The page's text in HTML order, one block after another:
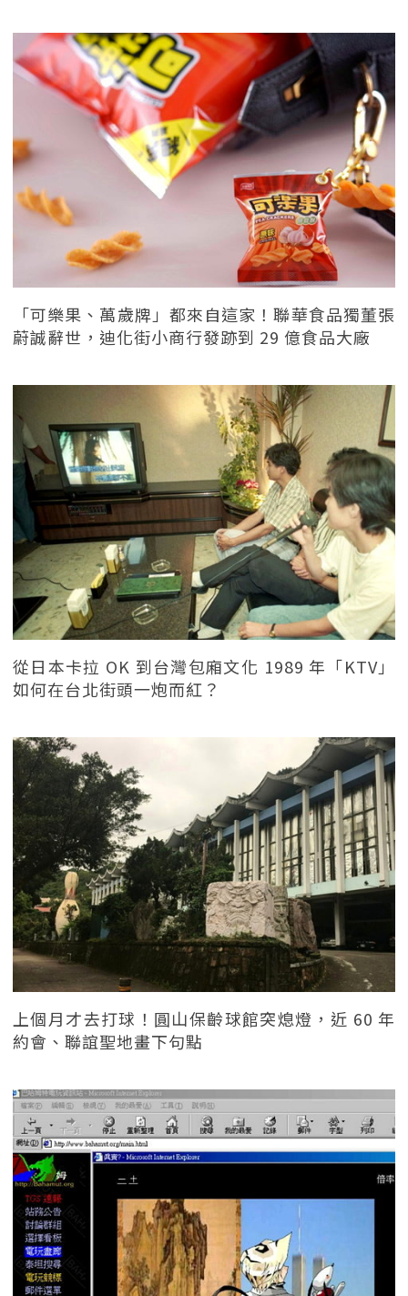
「可樂果、萬歲牌」都來自這家！聯華食品獨董張
蔚誠辭世，迪化街小商行發跡到 29 億食品大廠
從日本卡拉 OK 到台灣包廂文化 1989 年「KTV」
如何在台北街頭一炮而紅？
上個月才去打球！圓山保齡球館突熄燈，近 60 年
約會、聯誼聖地畫下句點